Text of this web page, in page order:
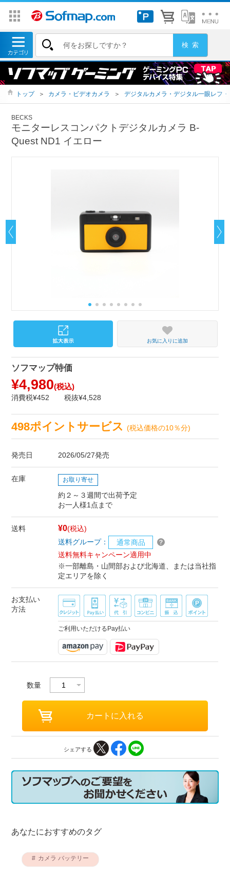
トップ ＞ カメラ・ビデオカメラ ＞ デジタルカメラ・デジタル一眼レフ
BECKS
モニターレスコンパクトデジタルカメラ B-
Quest ND1 イエロー
お気に入りに追加
ソフマップ特価
¥4,980(税込)
消費税¥452 税抜¥4,528
498ポイントサービス(税込価格の10％分)
発売日 2026/05/27発売
在庫 お取り寄せ
約２～３週間で出荷予定
お一人様1点まで
送料 ¥0(税込)
送料グループ：
通常商品
送料無料キャンペーン適用中
※一部離島・山間部および北海道、または当社指
定エリアを除く
お支払い
方法
ご利用いただけるPay払い
数量
シェアする
あなたにおすすめのタグ
カメラ バッテリー